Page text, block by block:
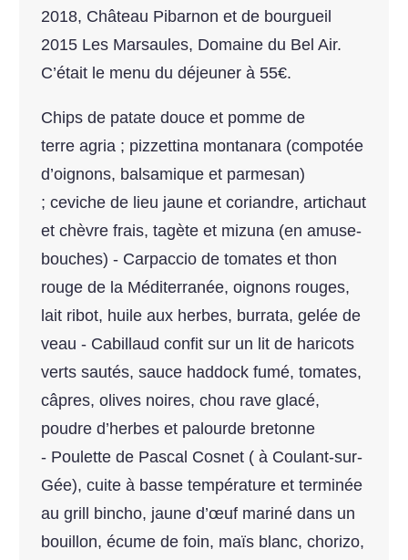
2018, Château Pibarnon et de bourgueil
2015 Les Marsaules, Domaine du Bel Air.
C’était le menu du déjeuner à 55€.
Chips de patate douce et pomme de
terre agria ; pizzettina montanara (compotée
d’oignons, balsamique et parmesan)
; ceviche de lieu jaune et coriandre, artichaut
et chèvre frais, tagète et mizuna (en amuse-
bouches) - Carpaccio de tomates et thon
rouge de la Méditerranée, oignons rouges,
lait ribot, huile aux herbes, burrata, gelée de
veau - Cabillaud confit sur un lit de haricots
verts sautés, sauce haddock fumé, tomates,
câpres, olives noires, chou rave glacé,
poudre d’herbes et palourde bretonne
- Poulette de Pascal Cosnet ( à Coulant-sur-
Gée), cuite à basse température et terminée
au grill bincho, jaune d’œuf mariné dans un
bouillon, écume de foin, maïs blanc, chorizo,